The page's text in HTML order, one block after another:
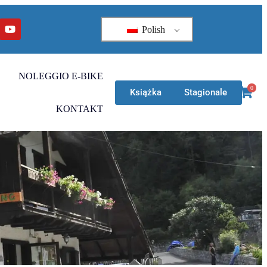
Polish
NOLEGGIO E-BIKE
KONTAKT
Książka Stagionale 0